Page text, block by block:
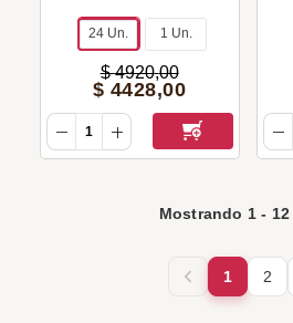
Venado) – 85 g
24 Un. 1 Un.
$ 4920,00
$ 4428,00
Mostrando 1- 12
1 2